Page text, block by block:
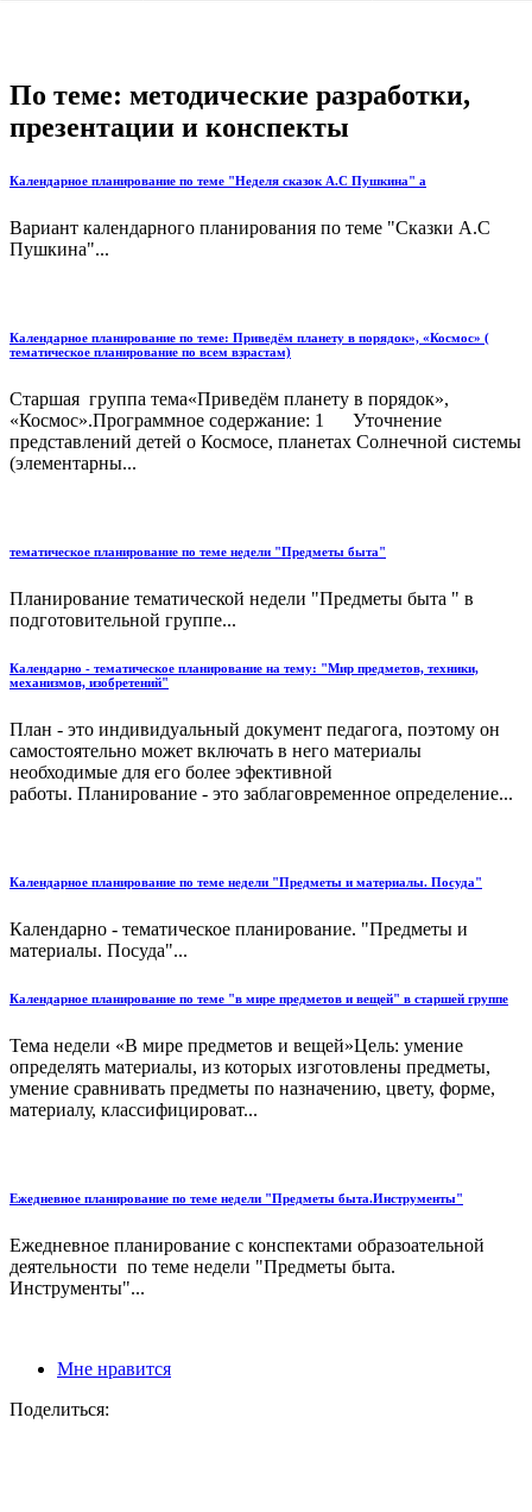
По теме: методические разработки,
презентации и конспекты
Календарное планирование по теме "Неделя сказок А.С Пушкина" а
Вариант календарного планирования по теме "Сказки А.С
Пушкина"...
Календарное планирование по теме: Приведём планету в порядок», «Космос» (
тематическое планирование по всем взрастам)
Старшая группа тема«Приведём планету в порядок»,
«Космос».Программное содержание: 1 Уточнение
представлений детей о Космосе, планетах Солнечной системы
(элементарны...
тематическое планирование по теме недели "Предметы быта"
Планирование тематической недели "Предметы быта " в
подготовительной группе...
Календарно - тематическое планирование на тему: "Мир предметов, техники,
механизмов, изобретений"
План - это индивидуальный документ педагога, поэтому он
самостоятельно может включать в него материалы
необходимые для его более эфективной
работы. Планирование - это заблаговременное определение...
Календарное планирование по теме недели "Предметы и материалы. Посуда"
Календарно - тематическое планирование. "Предметы и
материалы. Посуда"...
Календарное планирование по теме "в мире предметов и вещей" в старшей группе
Тема недели «В мире предметов и вещей»Цель: умение
определять материалы, из которых изготовлены предметы,
умение сравнивать предметы по назначению, цвету, форме,
материалу, классифицироват...
Ежедневное планирование по теме недели "Предметы быта.Инструменты"
Ежедневное планирование с конспектами образоательной
деятельности по теме недели "Предметы быта.
Инструменты"...
Мне нравится
Поделиться: